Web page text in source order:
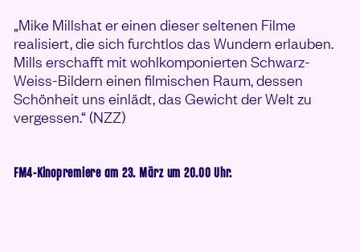
„Mike Millshat er einen dieser seltenen Filme
realisiert, die sich furchtlos das Wundern erlauben.
Mills erschafft mit wohlkomponierten Schwarz-
Weiss-Bildern einen filmischen Raum, dessen
Schönheit uns einlädt, das Gewicht der Welt zu
vergessen.“ (NZZ)
FM4-Kinopremiere am 23. März um 20.00 Uhr.